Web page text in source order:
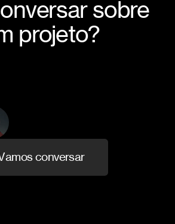
sobre
projeto?
amos conversar